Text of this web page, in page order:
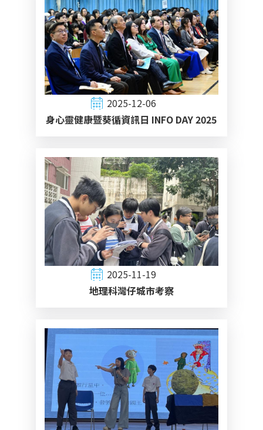
2025-12-06
身心靈健康暨葵循資訊日 INFO DAY 2025
2025-11-19
地理科灣仔城市考察